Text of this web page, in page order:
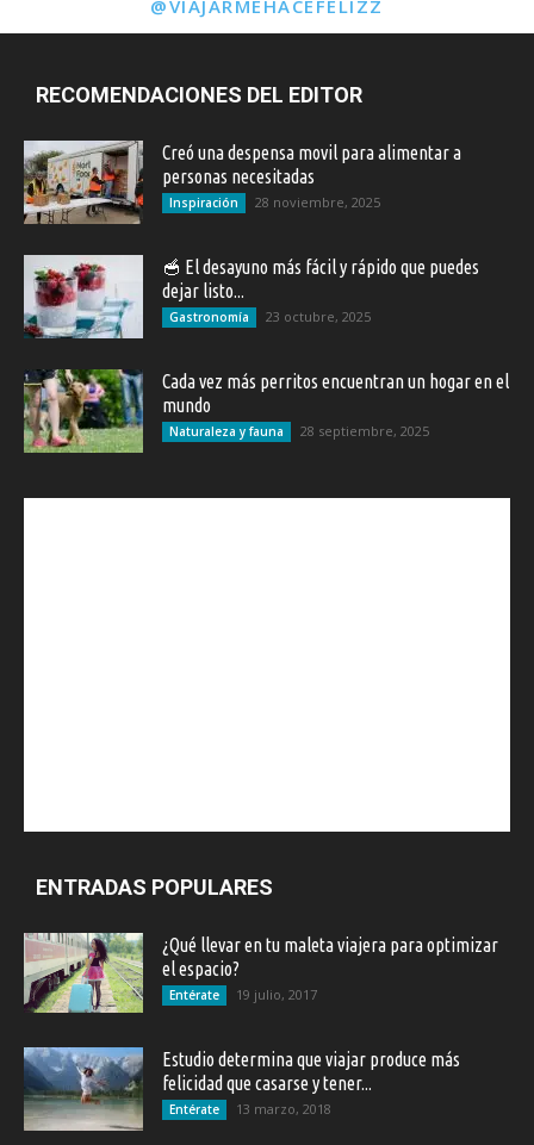
@VIAJARMEHACEFELIZZ
RECOMENDACIONES DEL EDITOR
Creó una despensa movil para alimentar a
personas necesitadas
Inspiración 28 noviembre, 2025
🥣 El desayuno más fácil y rápido que puedes
dejar listo...
Gastronomía 23 octubre, 2025
Cada vez más perritos encuentran un hogar en el
mundo
Naturaleza y fauna 28 septiembre, 2025
ENTRADAS POPULARES
¿Qué llevar en tu maleta viajera para optimizar
el espacio?
Entérate 19 julio, 2017
Estudio determina que viajar produce más
felicidad que casarse y tener...
Entérate 13 marzo, 2018